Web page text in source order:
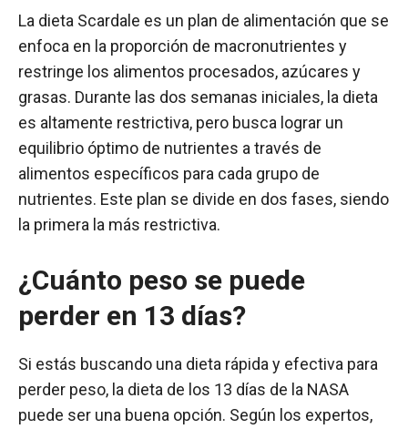
La dieta Scardale es un plan de alimentación que se
enfoca en la proporción de macronutrientes y
restringe los alimentos procesados, azúcares y
grasas. Durante las dos semanas iniciales, la dieta
es altamente restrictiva, pero busca lograr un
equilibrio óptimo de nutrientes a través de
alimentos específicos para cada grupo de
nutrientes. Este plan se divide en dos fases, siendo
la primera la más restrictiva.
¿Cuánto peso se puede
perder en 13 días?
Si estás buscando una dieta rápida y efectiva para
perder peso, la dieta de los 13 días de la NASA
puede ser una buena opción. Según los expertos,